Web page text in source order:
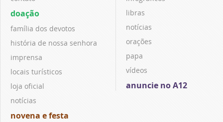
doação
família dos devotos
história de nossa senhora
imprensa
locais turísticos
loja oficial
notícias
novena e festa
libras
notícias
orações
papa
vídeos
anuncie no A12